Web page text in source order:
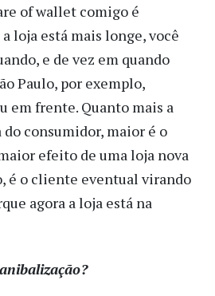
of wallet comigo é
loja está mais longe, você
e de vez em quando
Paulo, por exemplo,
em frente. Quanto mais a
consumidor, maior é o
efeito de uma loja nova
é o cliente eventual virando
agora a loja está na